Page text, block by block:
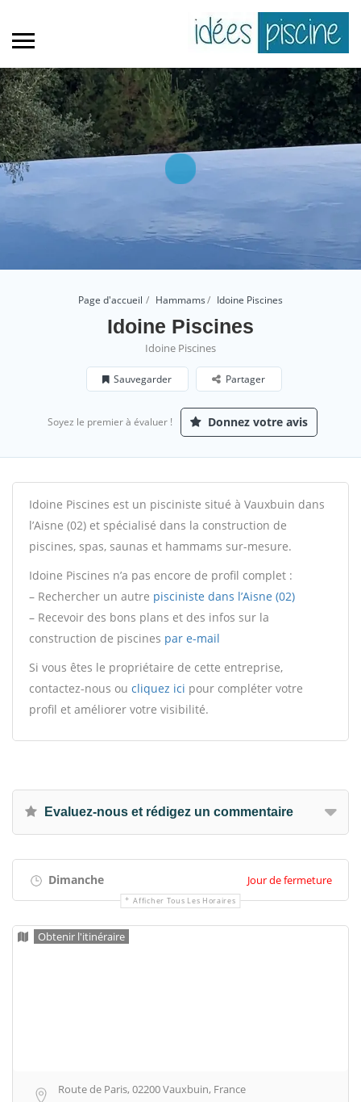
Page d'accueil Hammams Idoine Piscines
Idoine Piscines
Idoine Piscines
Sauvegarder Partager
Soyez le premier à évaluer ! Donnez votre avis
Idoine Piscines est un pisciniste situé à Vauxbuin dans
l’Aisne (02) et spécialisé dans la construction de
piscines, spas, saunas et hammams sur-mesure.
Idoine Piscines n’a pas encore de profil complet :
– Rechercher un autre pisciniste dans l’Aisne (02)
– Recevoir des bons plans et des infos sur la
construction de piscines par e-mail
Si vous êtes le propriétaire de cette entreprise,
contactez-nous ou cliquez ici pour compléter votre
profil et améliorer votre visibilité.
Evaluez-nous et rédigez un commentaire
Dimanche Jour de fermeture
Afficher Tous Les Horaires
Obtenir l'itinéraire
Route de Paris, 02200 Vauxbuin, France